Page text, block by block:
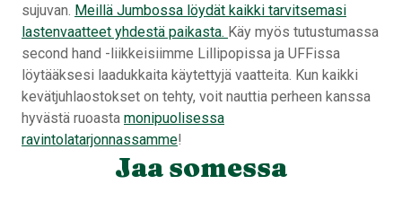
sujuvan. Meillä Jumbossa löydät kaikki tarvitsemasi
lastenvaatteet yhdestä paikasta. Käy myös tutustumassa
second hand -liikkeisiimme Lillipopissa ja UFFissa
löytääksesi laadukkaita käytettyjä vaatteita. Kun kaikki
kevätjuhlaostokset on tehty, voit nauttia perheen kanssa
hyvästä ruoasta monipuolisessa
ravintolatarjonnassamme!
Jaa somessa